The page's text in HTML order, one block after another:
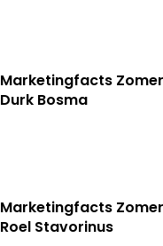
Marketingfacts
Durk Bosma
Marketingfacts
Roel Stavorinus